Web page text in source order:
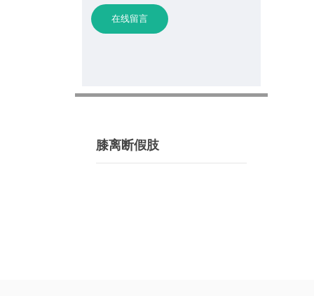
在线留言
膝离断假肢